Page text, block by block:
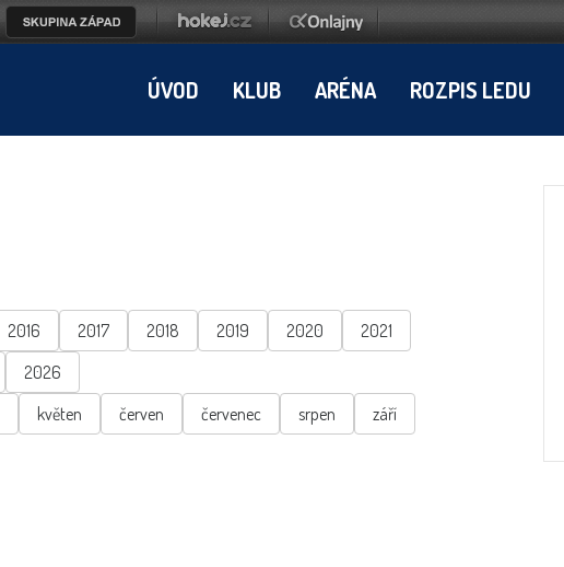
ÚVOD KLUB ARÉNA ROZPIS LEDU
2016 2017 2018 2019 2020
2021
2026
květen červen červenec srpen
září